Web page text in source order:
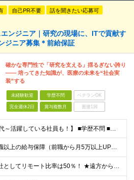
自己PR不要 話を聞きたい応募可
ンジニア｜研究の現場に、ITで貢献す
ジニア募集＊前給保証
確かな専門性で「研究を支える」揺るぎない誇り
―― 培ってきた知識が、医療の未来を“社会実
装”する
未経験歓迎 学歴不問 ベテランOK
完全週休2日 賞与複数月 面接1回
【20代～活躍している社員も！】 ■学歴不問 ■以下のいずれかの専門知識をお持ちの方 ・バイオインフォマティクス ・メディカルインフォマティクス ・医療／ライフサイエンス ◎下記へ興味のある方も大歓
◎前職以上の給与保障（前職から月5万以上UPの実例複数あり） ■想定年収500～1000万円（月給制もしくは年俸制にて選択可） ■月給35万円～＋賞与（給与制／メンバーのみ）＋業績賞与（15期以上連続
★会社としてリモート比率は50％！ ★遠方からの応募OK！働き方も随時相談に乗ります ■本社 東京都千代田区麹町4-2 麹町ミッドスクエア4F ◎2024年12月に移転したばかりのキレイなオフィス！